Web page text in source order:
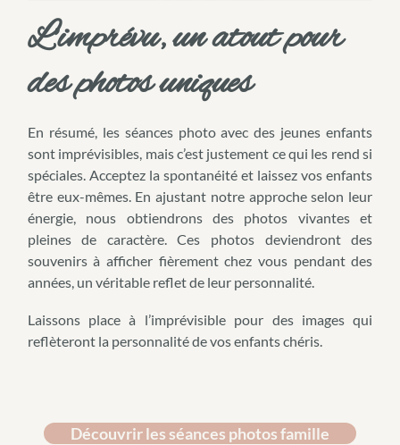
L’imprévu, un atout pour
des photos uniques
En résumé, les séances photo avec des jeunes enfants
sont imprévisibles, mais c’est justement ce qui les rend si
spéciales. Acceptez la spontanéité et laissez vos enfants
être eux-mêmes. En ajustant notre approche selon leur
énergie, nous obtiendrons des photos vivantes et
pleines de caractère. Ces photos deviendront des
souvenirs à afficher fièrement chez vous pendant des
années, un véritable reflet de leur personnalité.
Laissons place à l’imprévisible pour des images qui
reflèteront la personnalité de vos enfants chéris.
Découvrir les séances photos famille